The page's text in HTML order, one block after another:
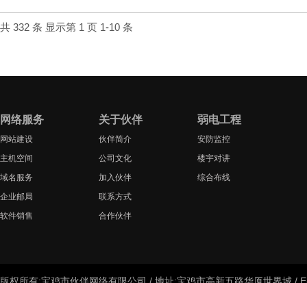
共 332 条 显示第 1 页 1-10 条
网络服务
网站建设
主机空间
域名服务
企业邮局
软件销售
关于伙伴
伙伴简介
公司文化
加入伙伴
联系方式
合作伙伴
弱电工程
安防监控
楼宇对讲
综合布线